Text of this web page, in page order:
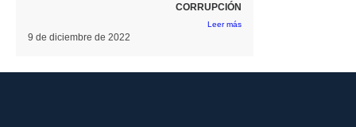
CORRUPCIÓN
Leer más
9 de diciembre de 2022